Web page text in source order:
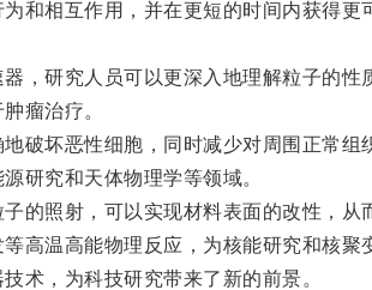
相互作用，并在更短的时间内获得更
研究人员可以更深入地理解粒子的性
瘤治疗。
坏恶性细胞，同时减少对周围正常组
究和天体物理学等领域。
照射，可以实现材料表面的改性，从
温高能物理反应，为核能研究和核聚
，为科技研究带来了新的前景。